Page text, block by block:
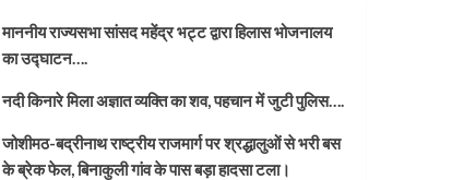
माननीय राज्यसभा सांसद महेंद्र भट्ट द्वारा हिलास भोजनालय
का उद्घाटन….
नदी किनारे मिला अज्ञात व्यक्ति का शव, पहचान में जुटी पुलिस….
जोशीमठ-बद्रीनाथ राष्ट्रीय राजमार्ग पर श्रद्धालुओं से भरी बस
के ब्रेक फेल, बिनाकुली गांव के पास बड़ा हादसा टला।